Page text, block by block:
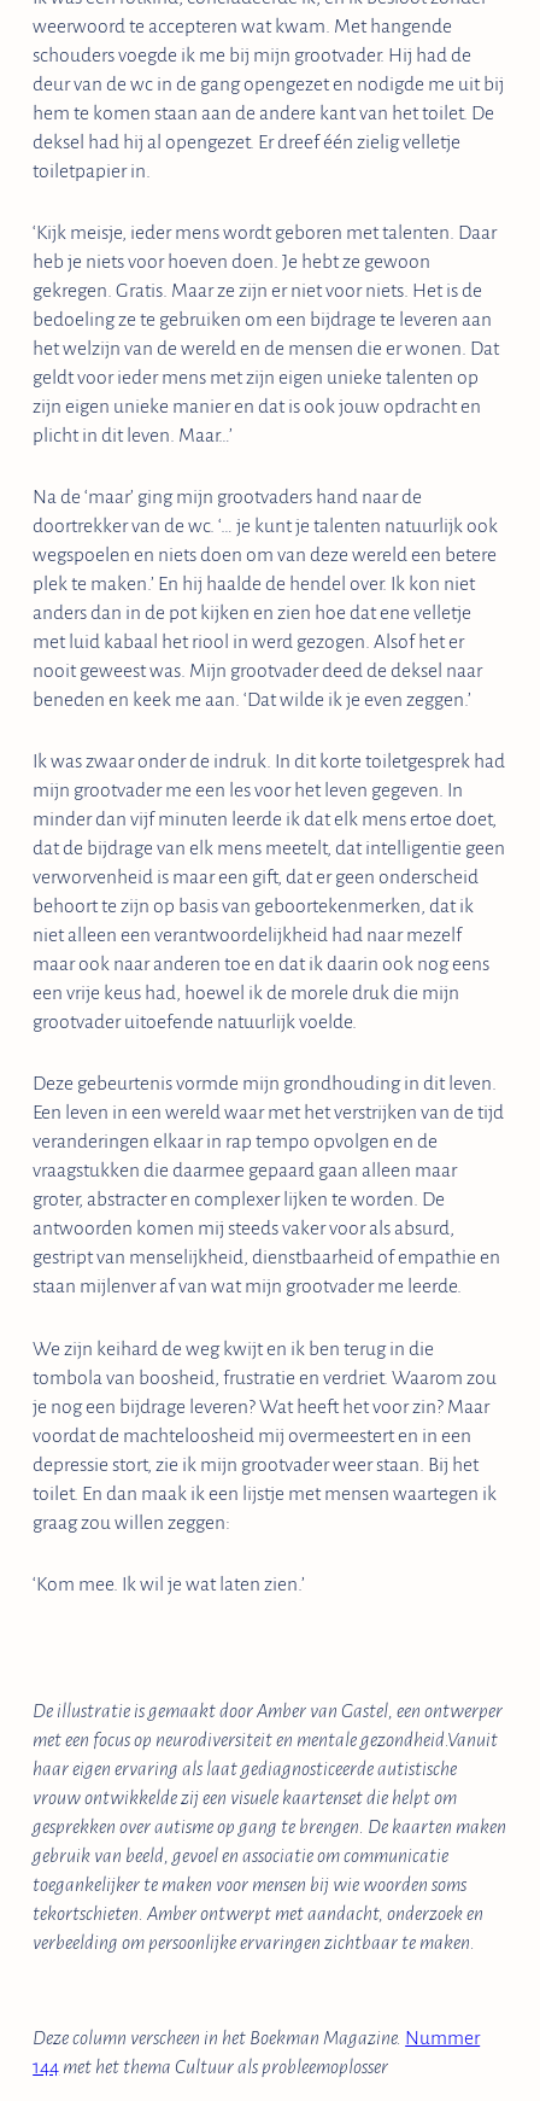
weerwoord te accepteren wat kwam. Met hangende
schouders voegde ik me bij mijn grootvader. Hij had de
deur van de wc in de gang opengezet en nodigde me uit bij
hem te komen staan aan de andere kant van het toilet. De
deksel had hij al opengezet. Er dreef één zielig velletje
toiletpapier in.
‘Kijk meisje, ieder mens wordt geboren met talenten. Daar
heb je niets voor hoeven doen. Je hebt ze gewoon
gekregen. Gratis. Maar ze zijn er niet voor niets. Het is de
bedoeling ze te gebruiken om een bijdrage te leveren aan
het welzijn van de wereld en de mensen die er wonen. Dat
geldt voor ieder mens met zijn eigen unieke talenten op
zijn eigen unieke manier en dat is ook jouw opdracht en
plicht in dit leven. Maar…’
Na de ‘maar’ ging mijn grootvaders hand naar de
doortrekker van de wc. ‘… je kunt je talenten natuurlijk ook
wegspoelen en niets doen om van deze wereld een betere
plek te maken.’ En hij haalde de hendel over. Ik kon niet
anders dan in de pot kijken en zien hoe dat ene velletje
met luid kabaal het riool in werd gezogen. Alsof het er
nooit geweest was. Mijn grootvader deed de deksel naar
beneden en keek me aan. ‘Dat wilde ik je even zeggen.’
Ik was zwaar onder de indruk. In dit korte toiletgesprek had
mijn grootvader me een les voor het leven gegeven. In
minder dan vijf minuten leerde ik dat elk mens ertoe doet,
dat de bijdrage van elk mens meetelt, dat intelligentie geen
verworvenheid is maar een gift, dat er geen onderscheid
behoort te zijn op basis van geboortekenmerken, dat ik
niet alleen een verantwoordelijkheid had naar mezelf
maar ook naar anderen toe en dat ik daarin ook nog eens
een vrije keus had, hoewel ik de morele druk die mijn
grootvader uitoefende natuurlijk voelde.
Deze gebeurtenis vormde mijn grondhouding in dit leven.
Een leven in een wereld waar met het verstrijken van de tijd
veranderingen elkaar in rap tempo opvolgen en de
vraagstukken die daarmee gepaard gaan alleen maar
groter, abstracter en complexer lijken te worden. De
antwoorden komen mij steeds vaker voor als absurd,
gestript van menselijkheid, dienstbaarheid of empathie en
staan mijlenver af van wat mijn grootvader me leerde.
We zijn keihard de weg kwijt en ik ben terug in die
tombola van boosheid, frustratie en verdriet. Waarom zou
je nog een bijdrage leveren? Wat heeft het voor zin? Maar
voordat de machteloosheid mij overmeestert en in een
depressie stort, zie ik mijn grootvader weer staan. Bij het
toilet. En dan maak ik een lijstje met mensen waartegen ik
graag zou willen zeggen:
‘Kom mee. Ik wil je wat laten zien.’
De illustratie is gemaakt door Amber van Gastel, een ontwerper
met een focus op neurodiversiteit en mentale gezondheid.Vanuit
haar eigen ervaring als laat gediagnosticeerde autistische
vrouw ontwikkelde zij een visuele kaartenset die helpt om
gesprekken over autisme op gang te brengen. De kaarten maken
gebruik van beeld, gevoel en associatie om communicatie
toegankelijker te maken voor mensen bij wie woorden soms
tekortschieten. Amber ontwerpt met aandacht, onderzoek en
verbeelding om persoonlijke ervaringen zichtbaar te maken.
Deze column verscheen in het Boekman Magazine. Nummer
144 met het thema Cultuur als probleemoplosser